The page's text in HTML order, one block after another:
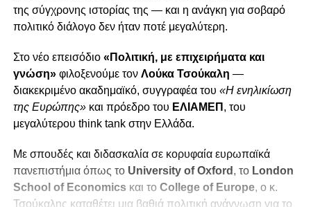
της σύγχρονης ιστορίας της — και η ανάγκη για σοβαρό
πολιτικό διάλογο δεν ήταν ποτέ μεγαλύτερη.
Στο νέο επεισόδιο «Πολιτική, με επιχειρήματα και
γνώση»φιλοξενούμε τον Λούκα Τσούκαλη —
διακεκριμένο ακαδημαϊκό, συγγραφέα του «Η ενηλικίωση
της Ευρώπης»και πρόεδρο του ΕΛΙΑΜΕΠ , του
μεγαλύτερου think tank στην Ελλάδα.
Με σπουδές και διδασκαλία σε κορυφαία ευρωπαϊκά
πανεπιστήμια όπως το UniversityofOxford, το London
School ofEconomics και το CollegeofEurope, ο κ.
Τσούκαλης καταθέτει μια βαθιά πολιτική ανάγνωση για το